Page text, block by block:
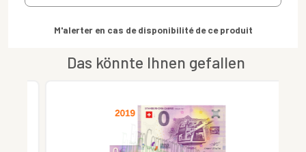
M'alerter en cas de disponibilité de ce produit
Das könnte Ihnen gefallen